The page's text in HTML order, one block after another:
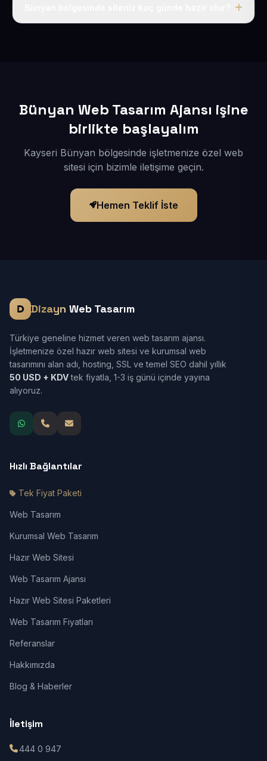
Bünyan Web Tasarım Ajansı işine
birlikte başlayalım
Kayseri Bünyan bölgesinde işletmenize özel web
sitesi için bizimle iletişime geçin.
Hemen Teklif İste
Dizayn Web Tasarım
Türkiye geneline hizmet veren web tasarım ajansı.
İşletmenize özel hazır web sitesi ve kurumsal web
tasarımını alan adı, hosting, SSL ve temel SEO dahil yıllık
50 USD + KDVtek fiyatla, 1-3 iş günü içinde yayına
alıyoruz.
Hızlı Bağlantılar
Tek Fiyat Paketi
Web Tasarım
Kurumsal Web Tasarım
Hazır Web Sitesi
Web Tasarım Ajansı
Hazır Web Sitesi Paketleri
Web Tasarım Fiyatları
Referanslar
Hakkımızda
Blog & Haberler
İletişim
444 0 947